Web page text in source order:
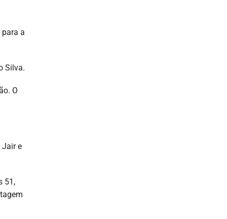
a
Silva.
O
Jair e
51,